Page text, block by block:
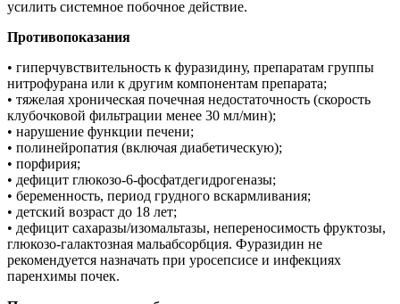
усилить системное побочное действие.
Противопоказания
• гиперчувствительность к фуразидину, препаратам группы
нитрофурана или к другим компонентам препарата;
• тяжелая хроническая почечная недостаточность (скорость
клубочковой фильтрации менее 30 мл/мин);
• нарушение функции печени;
• полинейропатия (включая диабетическую);
• порфирия;
• дефицит глюкозо-6-фосфатдегидрогеназы;
• беременность, период грудного вскармливания;
• детский возраст до 18 лет;
• дефицит сахаразы/изомальтазы, непереносимость фруктозы,
глюкозо-галактозная мальабсорбция. Фуразидин не
рекомендуется назначать при уросепсисе и инфекциях
паренхимы почек.